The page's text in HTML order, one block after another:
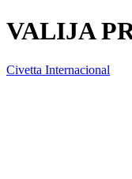
VALIJA
Civetta Internacional